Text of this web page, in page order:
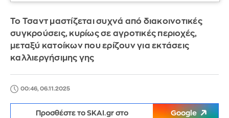
Το Τσαντ μαστίζεται συχνά από διακοινοτικές
συγκρούσεις, κυρίως σε αγροτικές περιοχές,
μεταξύ κατοίκων που ερίζουν για εκτάσεις
καλλιεργήσιμης γης
00:46, 06.11.2025
Προσθέστε το SKAI.gr στο Google